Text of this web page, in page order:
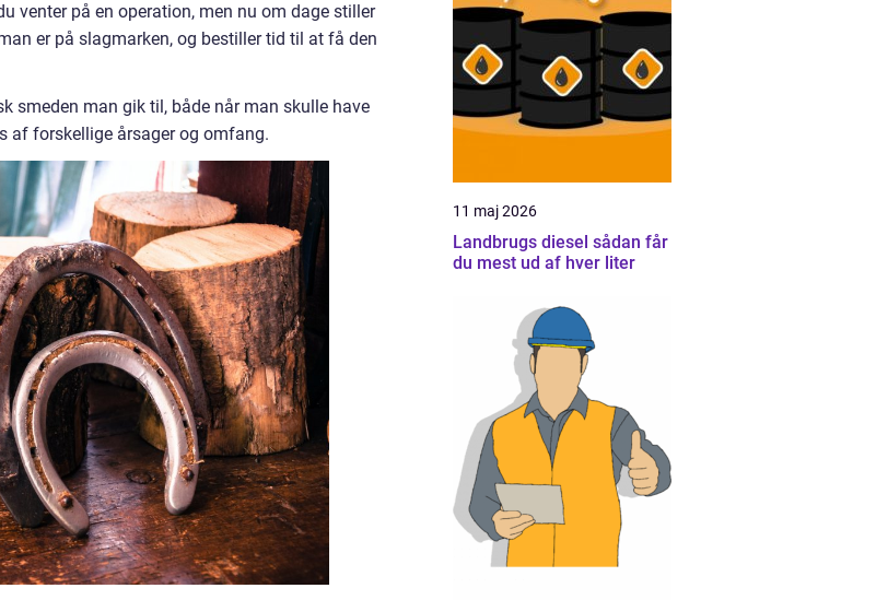
venter på en operation, men nu om dage stiller
er på slagmarken, og bestiller tid til at få den
smeden man gik til, både når man skulle have
af forskellige årsager og omfang.
11 maj 2026
Landbrugs diesel sådan får
du mest ud af hver liter